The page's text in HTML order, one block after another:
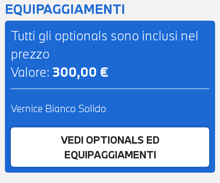
EQUIPAGGIAMENTI
Tutti gli optionals sono inclusi nel
prezzo
Valore: 300,00 €
Vernice Bianco Solido
VEDI OPTIONALS ED
EQUIPAGGIAMENTI